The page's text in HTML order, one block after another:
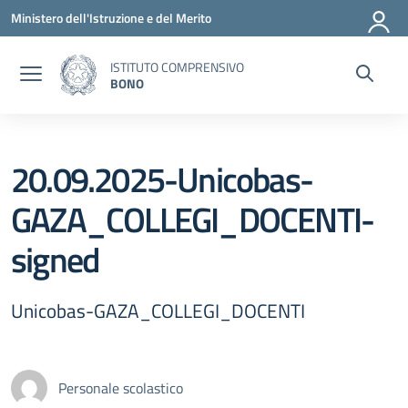
Vai ai contenuti
Vai al menu di navigazione
Vai al footer
Ministero dell'Istruzione e del Merito
ISTITUTO COMPRENSIVO
BONO
20.09.2025-Unicobas-
GAZA_COLLEGI_DOCENTI-
signed
Unicobas-GAZA_COLLEGI_DOCENTI
Personale scolastico